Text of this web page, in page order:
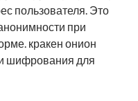
пользователя. Это
при
кракен онион
шифрования для